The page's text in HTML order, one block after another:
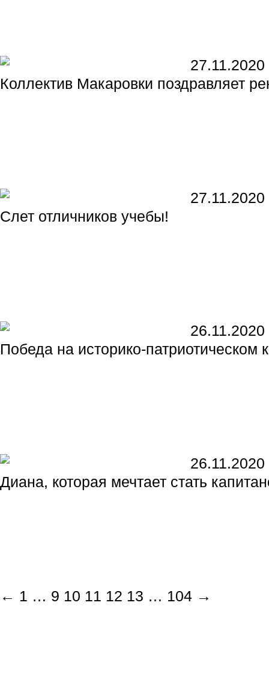
27.11.2020
Коллектив Макаровки поздравляет
27.11.2020
Слет отличников учебы!
26.11.2020
Победа на историко-патриотическом
26.11.2020
Диана, которая мечтает стать
← 1 … 9 10 11 12 13 … 104 →